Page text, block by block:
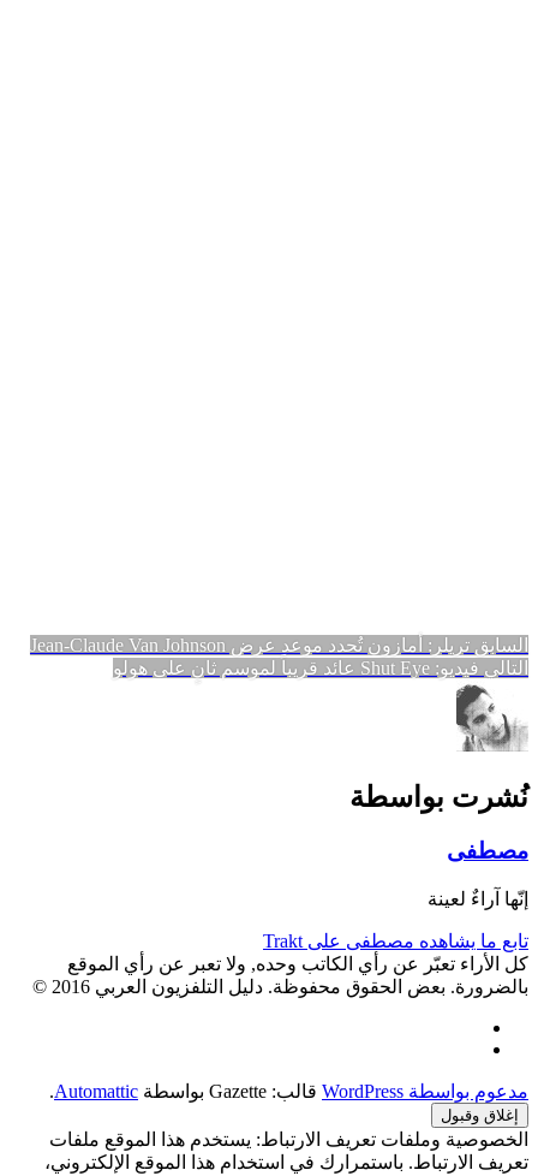
تصفّح
المقالات
السابق المقالة
السابقة:
تريلر: أمازون تُحدد موعد عرض Jean-Claude Van Johnson
التالي المقالة
التالية:
فيديو: Shut Eye عائد قريباً لموسم ثانٍ على هولو
نُشرت بواسطة
مصطفى
إنّها آراءٌ لعينة
تابع ما يشاهده مصطفى على Trakt
كل الأراء تعبّر عن رأي الكاتب وحده, ولا تعبر عن رأي الموقع
بالضرورة. بعض الحقوق محفوظة. دليل التلفزيون العربي 2016 ©
مدعوم بواسطة WordPress قالب: Gazette بواسطة Automattic
.
الخصوصية وملفات تعريف الارتباط: يستخدم هذا الموقع ملفات
تعريف الارتباط. باستمرارك في استخدام هذا الموقع الإلكتروني،